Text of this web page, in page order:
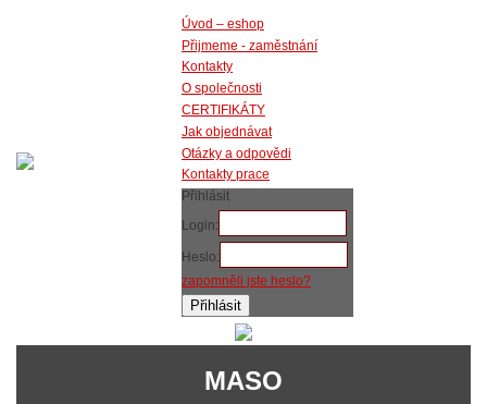
Úvod – eshop
Přijmeme - zaměstnání
Kontakty
O společnosti
CERTIFIKÁTY
Jak objednávat
Otázky a odpovědi
Kontakty prace
Přihlásit
Login:
Heslo:
zapomněli jste heslo?
MASO